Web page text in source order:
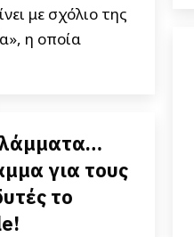
με σχόλιο της
η οποία
για τους
το